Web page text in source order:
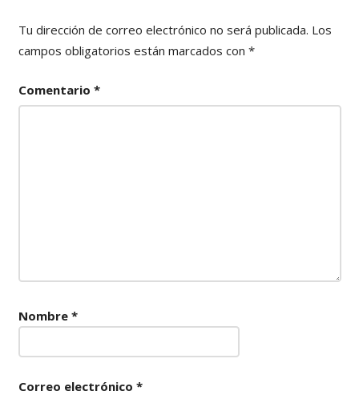
Tu dirección de correo electrónico no será publicada. Los
campos obligatorios están marcados con *
Comentario *
Nombre *
Correo electrónico *